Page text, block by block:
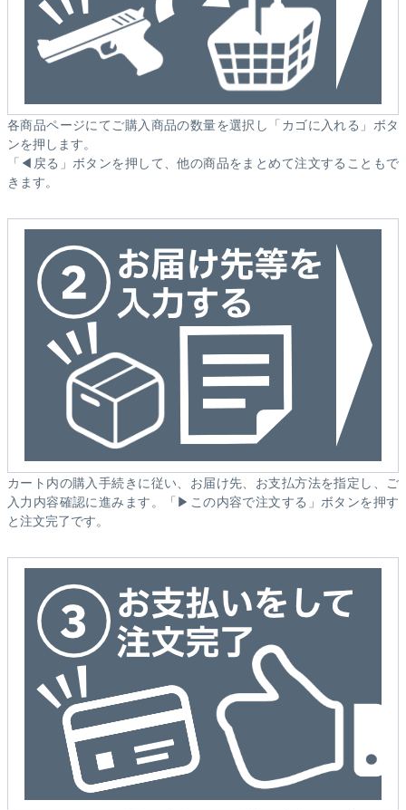
各商品ページにてご購入商品の数量を選択し「カゴに入れる」ボタ
ンを押します。
「◀戻る」ボタンを押して、他の商品をまとめて注文することもで
きます。
カート内の購入手続きに従い、お届け先、お支払方法を指定し、ご
入力内容確認に進みます。「▶この内容で注文する」ボタンを押す
と注文完了です。